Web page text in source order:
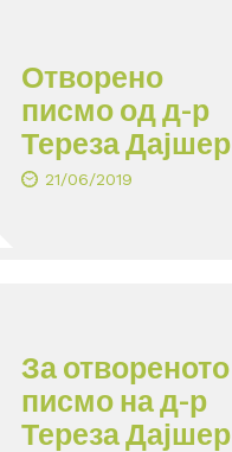
Отворено
писмо од д-р
Тереза Дајшер
21/06/2019
За отвореното
писмо на д-р
Тереза Дајшер